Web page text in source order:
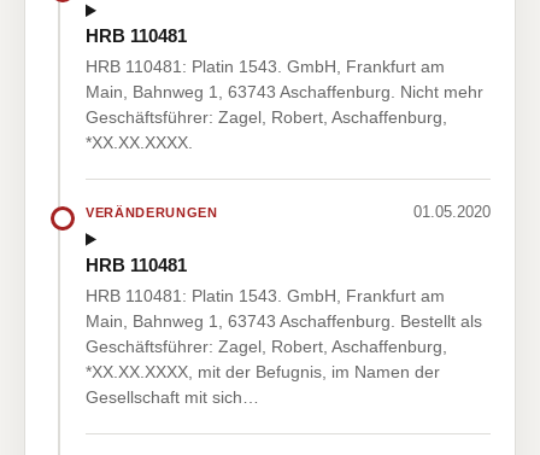
HRB 110481
HRB 110481: Platin 1543. GmbH, Frankfurt am
Main, Bahnweg 1, 63743 Aschaffenburg. Nicht mehr
Geschäftsführer: Zagel, Robert, Aschaffenburg,
*XX.XX.XXXX.
VERÄNDERUNGEN 01.05.2020
HRB 110481
HRB 110481: Platin 1543. GmbH, Frankfurt am
Main, Bahnweg 1, 63743 Aschaffenburg. Bestellt als
Geschäftsführer: Zagel, Robert, Aschaffenburg,
*XX.XX.XXXX, mit der Befugnis, im Namen der
Gesellschaft mit sich…